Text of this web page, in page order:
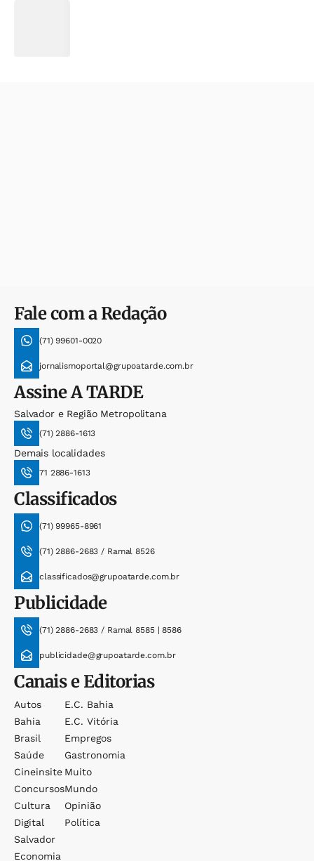
Fale com a Redação
(71) 99601-0020
jornalismoportal@grupoatarde.com.br
AssineA TARDE
Salvador e Região Metropolitana
(71) 2886-1613
Demais localidades
71 2886-1613
Classificados
(71) 99965-8961
(71) 2886-2683 / Ramal 8526
classificados@grupoatarde.com.br
Publicidade
(71) 2886-2683 / Ramal 8585 | 8586
publicidade@grupoatarde.com.br
Canais e Editorias
Autos
Bahia
Brasil
Saúde
Cineinsite
Concursos
Cultura
Digital
Salvador
Economia
E.c. Bahia
E.c. Vitória
Empregos
Gastronomia
Muito
Mundo
Opinião
Política